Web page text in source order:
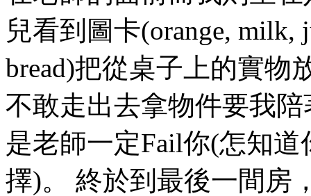
兒看到圖卡(orange, milk,
bread)把從桌子上的實物
不敢走出去拿物件要我
是老師一定Fail你(怎知
擇)。 終於到最後一間房